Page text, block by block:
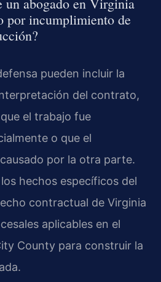
por incumplimiento de
pueden incluir la
del contrato,
el trabajo fue
o que el
por la otra parte.
hechos específicos del
contractual de Virginia
aplicables en el
County para construir la